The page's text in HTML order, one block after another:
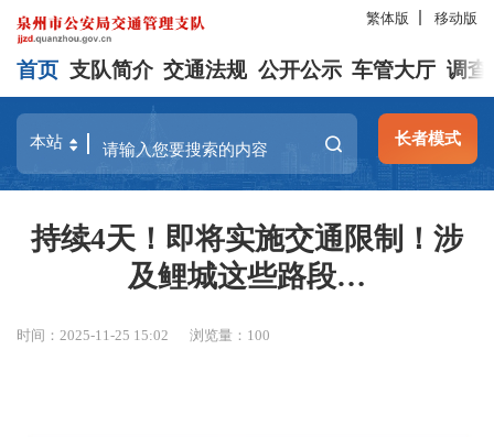
繁体版 移动版
首页 支队简介 交通法规 公开公示 车管大厅 调查
长者模式
持续4天！即将实施交通限制！涉
及鲤城这些路段…
时间：2025-11-25 15:02 浏览量： 100